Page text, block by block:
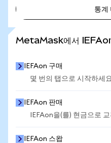
통계
MetaMask에서
IEFAon 구매
몇 번의 탭으로 시작하세
IEFAon 판매
IEFAon을(를) 현금으로
IEFAon 스왑